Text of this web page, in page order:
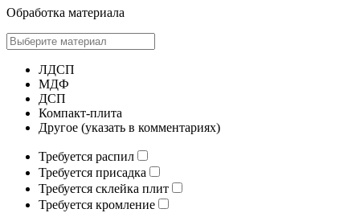
Обработка материала
ЛДСП
МДФ
ДСП
Компакт-плита
Другое (указать в комментариях)
Требуется распил
Требуется присадка
Требуется склейка плит
Требуется кромление